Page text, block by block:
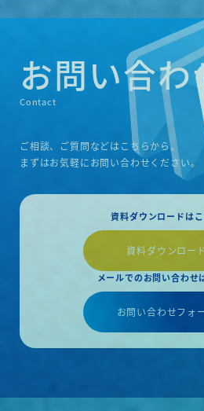
ンの打ち合わせ・契約申込まで進みま
た。「自分だけの空間を持てるというの
が、想像以上にモチベーションになっ
た」という言葉が印象的でした。 担当
コメント 「T.Y. 様のように、単身・20
でのご購入は実は珍しくありません。
しろ早く動いた方が選択肢も広い。迷っ
ている方の背中を、少しでも押せればと
思っています。」（担当：笹本・長原
物件概要 ・種別：新築建築 ・ご契約：
24年10月
お問い合わ
Contact
ご相談、ご質問などはこちらから。
まずはお気軽にお問い合わせください。
資料ダウンロードは
資料ダウンロー
メールでのお問い合わせ
お問い合わせフォ